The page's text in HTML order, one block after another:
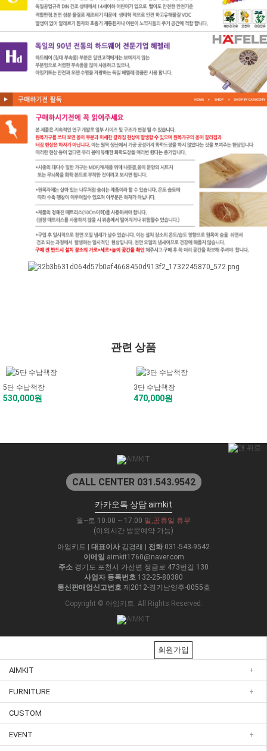
관련 상품
5단 수납책장
530,000원
3단 수납책장
470,000원
CALL CENTER 031.543.9542
카카오톡 상담 aimkit
월~토 10:00 ~ 17:00 일,공휴일 휴무
(이외시간 방문예약 가능)
아임키트
대표이사 김경래 전화 031-543-9542
이메일 aimkit1760@naver.com
주소 경기도 포천시 가산면 정금로 473번길 130
사업자 등록번호 132-25-80380
통신판매업신고번호제2012-경기남양주-0055호
Copyright © 아임키트. All Rights Reserved.
회원가입
AIMKIT +
FURNITURE +
CUSTOM
EVENT +